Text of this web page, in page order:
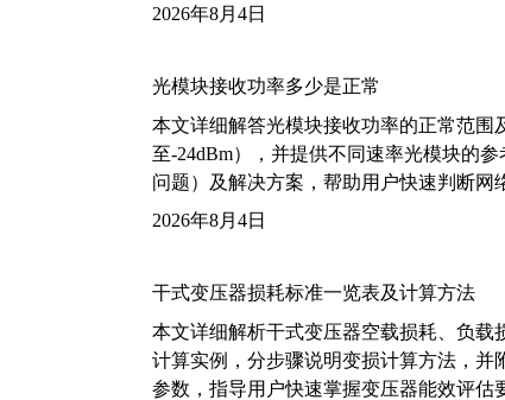
2026年8月4日
光模块接收功率多少是正常
本文详细解答光模块接收功率的正常范围
至-24dBm），并提供不同速率光模块的
问题）及解决方案，帮助用户快速判断网
2026年8月4日
干式变压器损耗标准一览表及计算方法
本文详细解析干式变压器空载损耗、负载
计算实例，分步骤说明变损计算方法，并
参数，指导用户快速掌握变压器能效评估